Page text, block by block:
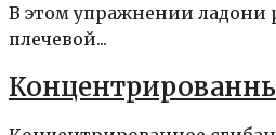
В этом упражнении ладони
плечевой...